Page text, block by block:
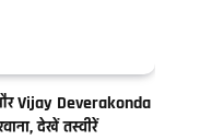
Vijay Deverakonda
देखें तस्वीरें